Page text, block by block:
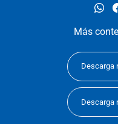
Más
Descarga
Descarga